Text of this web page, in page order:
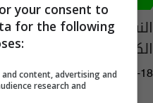
النفط يعدل عن قرار
الكروي
03:44 | 2016-05-18
your consent to
for the following
content, advertising and
research and